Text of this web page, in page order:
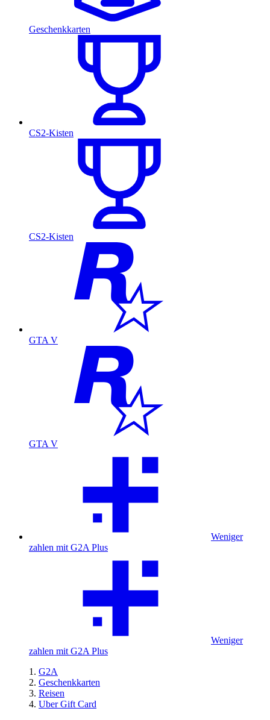
Geschenkkarten
CS2-Kisten
CS2-Kisten
GTA V
GTA V
Weniger
zahlen mit G2A Plus
Weniger
zahlen mit G2A Plus
G2A
Geschenkkarten
Reisen
Uber Gift Card